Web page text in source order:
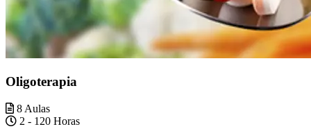
Oligoterapia
8 Aulas
2 - 120 Horas